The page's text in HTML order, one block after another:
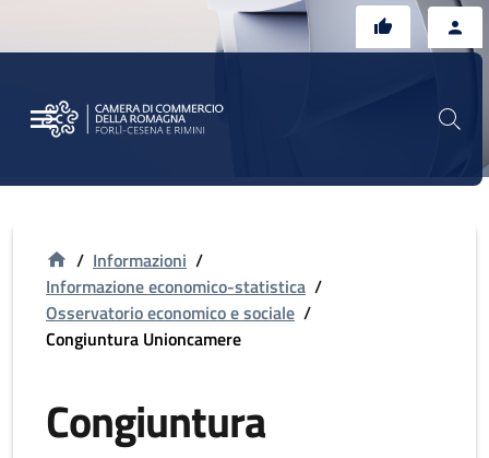
/ Informazioni /
Informazione economico-statistica /
Osservatorio economico e sociale /
Congiuntura Unioncamere
Congiuntura